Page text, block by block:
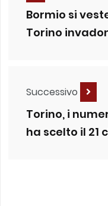
Bormio si
Torino
Successivo
Torino, i
ha scelto il 21